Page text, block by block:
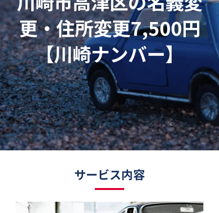
更・住所変更7,500円
【川崎ナンバー】
サービス内容